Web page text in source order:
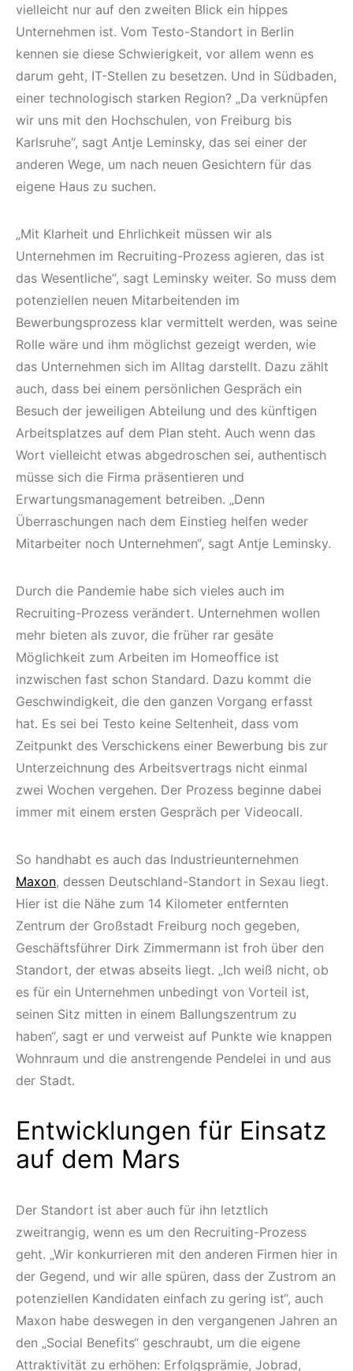
vielleicht nur auf den zweiten Blick ein hippes
Unternehmen ist. Vom Testo-Standort in Berlin
kennen sie diese Schwierigkeit, vor allem wenn es
darum geht, IT-Stellen zu besetzen. Und in Südbaden,
einer technologisch starken Region? „Da verknüpfen
wir uns mit den Hochschulen, von Freiburg bis
Karlsruhe“, sagt Antje Leminsky, das sei einer der
anderen Wege, um nach neuen Gesichtern für das
eigene Haus zu suchen.
„Mit Klarheit und Ehrlichkeit müssen wir als
Unternehmen im Recruiting-Prozess agieren, das ist
das Wesentliche“, sagt Leminsky weiter. So muss dem
potenziellen neuen Mitarbeitenden im
Bewerbungsprozess klar vermittelt werden, was seine
Rolle wäre und ihm möglichst gezeigt werden, wie
das Unternehmen sich im Alltag darstellt. Dazu zählt
auch, dass bei einem persönlichen Gespräch ein
Besuch der jeweiligen Abteilung und des künftigen
Arbeitsplatzes auf dem Plan steht. Auch wenn das
Wort vielleicht etwas abgedroschen sei, authentisch
müsse sich die Firma präsentieren und
Erwartungsmanagement betreiben. „Denn
Überraschungen nach dem Einstieg helfen weder
Mitarbeiter noch Unternehmen“, sagt Antje Leminsky.
Durch die Pandemie habe sich vieles auch im
Recruiting-Prozess verändert. Unternehmen wollen
mehr bieten als zuvor, die früher rar gesäte
Möglichkeit zum Arbeiten im Homeoffice ist
inzwischen fast schon Standard. Dazu kommt die
Geschwindigkeit, die den ganzen Vorgang erfasst
hat. Es sei bei Testo keine Seltenheit, dass vom
Zeitpunkt des Verschickens einer Bewerbung bis zur
Unterzeichnung des Arbeitsvertrags nicht einmal
zwei Wochen vergehen. Der Prozess beginne dabei
immer mit einem ersten Gespräch per Videocall.
So handhabt es auch das Industrieunternehmen
Maxon, dessen Deutschland-Standort in Sexau liegt.
Hier ist die Nähe zum 14 Kilometer entfernten
Zentrum der Großstadt Freiburg noch gegeben,
Geschäftsführer Dirk Zimmermann ist froh über den
Standort, der etwas abseits liegt. „Ich weiß nicht, ob
es für ein Unternehmen unbedingt von Vorteil ist,
seinen Sitz mitten in einem Ballungszentrum zu
haben“, sagt er und verweist auf Punkte wie knappen
Wohnraum und die anstrengende Pendelei in und aus
der Stadt.
Entwicklungen für Einsatz
auf dem Mars
Der Standort ist aber auch für ihn letztlich
zweitrangig, wenn es um den Recruiting-Prozess
geht. „Wir konkurrieren mit den anderen Firmen hier in
der Gegend, und wir alle spüren, dass der Zustrom an
potenziellen Kandidaten einfach zu gering ist“, auch
Maxon habe deswegen in den vergangenen Jahren an
den „Social Benefits“ geschraubt, um die eigene
Attraktivität zu erhöhen: Erfolgsprämie, Jobrad,